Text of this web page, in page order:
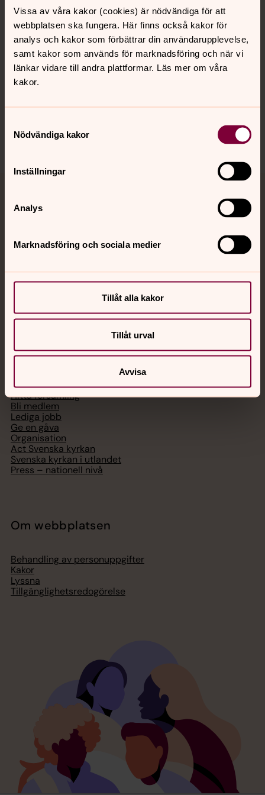
Vissa av våra kakor (cookies) är nödvändiga för att
webbplatsen ska fungera. Här finns också kakor för
analys och kakor som förbättrar din användarupplevelse,
samt kakor som används för marknadsföring och när vi
länkar vidare till andra plattformar. Läs mer om våra
kakor.
Nödvändiga kakor
Inställningar
Analys
Marknadsföring och sociala medier
Tillåt alla kakor
Tillåt urval
Avvisa
Kalender
Hitta snabbt
Sociala kanaler
Jourhavande präst
med en präst på kvällar och nätter.
Chatt
Svenska kyrkan
Hitta församling
Bli medlem
Lediga jobb
Ge en gåva
Organisation
Act Svenska kyrkan
Svenska kyrkan i utlandet
Press – nationell nivå
Om webbplatsen
Behandling av personuppgifter
Kakor
Lyssna
Tillgänglighetsredogörelse